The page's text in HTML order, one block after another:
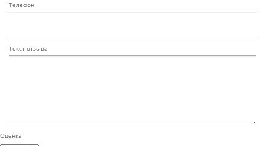
Телефон
Текст отзыва
Оценка